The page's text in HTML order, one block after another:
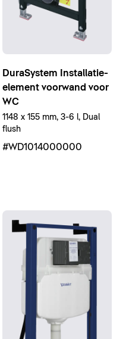
DuraSystem Installatie-
element voorwand voor
WC
1148 x 155 mm, 3-6 l, Dual
flush
#WD1014000000